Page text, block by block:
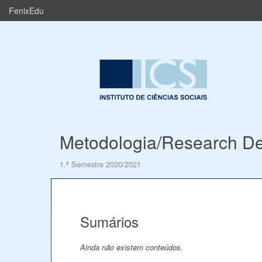
FenixEdu
Metodologia/Research
1.º Semestre 2020/2021
Sumários
Ainda não existem conteúdos.